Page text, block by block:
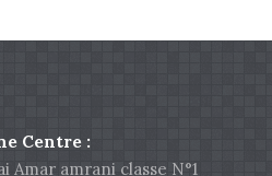
Centre :
amrani classe N°1